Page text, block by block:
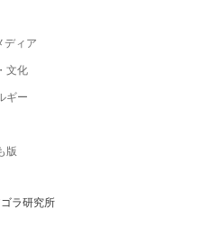
ディア
文化
ギー
版
ラ研究所